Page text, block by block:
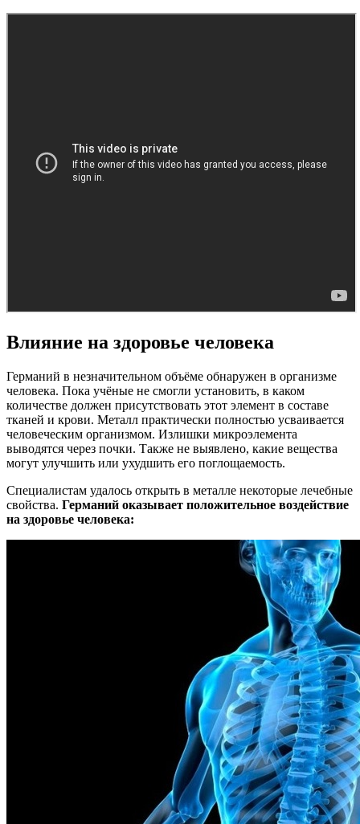
Влияние на здоровье человека
Германий в незначительном объёме обнаружен в организме
человека. Пока учёные не смогли установить, в каком
количестве должен присутствовать этот элемент в составе
тканей и крови. Металл практически полностью усваивается
человеческим организмом. Излишки микроэлемента
выводятся через почки. Также не выявлено, какие вещества
могут улучшить или ухудшить его поглощаемость.
Специалистам удалось открыть в металле некоторые лечебные
свойства. Германий оказывает положительное воздействие
на здоровье человека: